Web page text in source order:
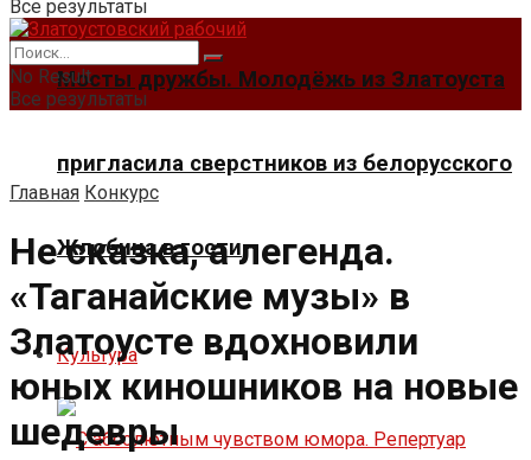
Мосты дружбы. Молодёжь из Златоуста
пригласила сверстников из белорусского
Жлобина в гости
Культура
Все результаты
No Result
Все результаты
Главная Конкурс
Не сказка, а легенда.
«Таганайские музы» в
Златоусте вдохновили
юных киношников на новые
шедевры